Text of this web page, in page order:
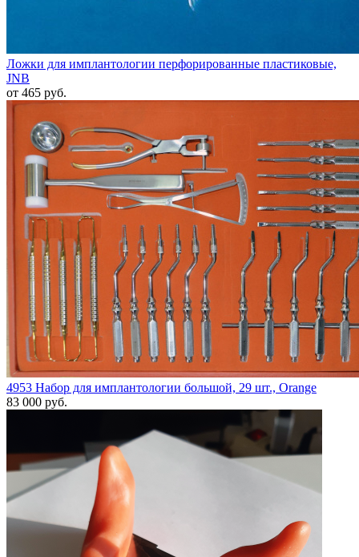
Ложки для имплантологии перфорированные пластиковые,
JNB
от 465 руб.
4953 Набор для имплантологии большой, 29 шт., Orange
83 000 руб.